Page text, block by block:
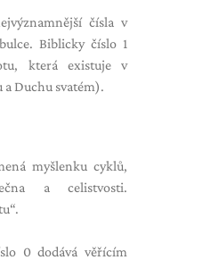
čísla v
Biblicky číslo 1
která existuje v
a Duchu svatém).
myšlenku cyklů,
a celistvosti.
0 dodává věřícím